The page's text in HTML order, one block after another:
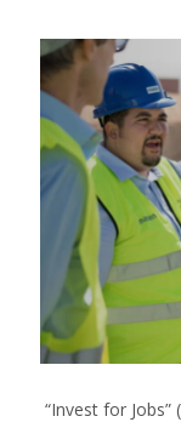
“Invest for Jobs” (